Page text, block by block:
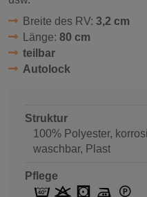
Breite des RV: 3,2 cm
Länge: 80 cm
teilbar
Autolock
Struktur
100% Polyester,
waschbar, Plast
Pflege